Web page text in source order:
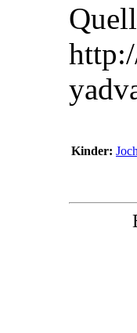
Kinder: